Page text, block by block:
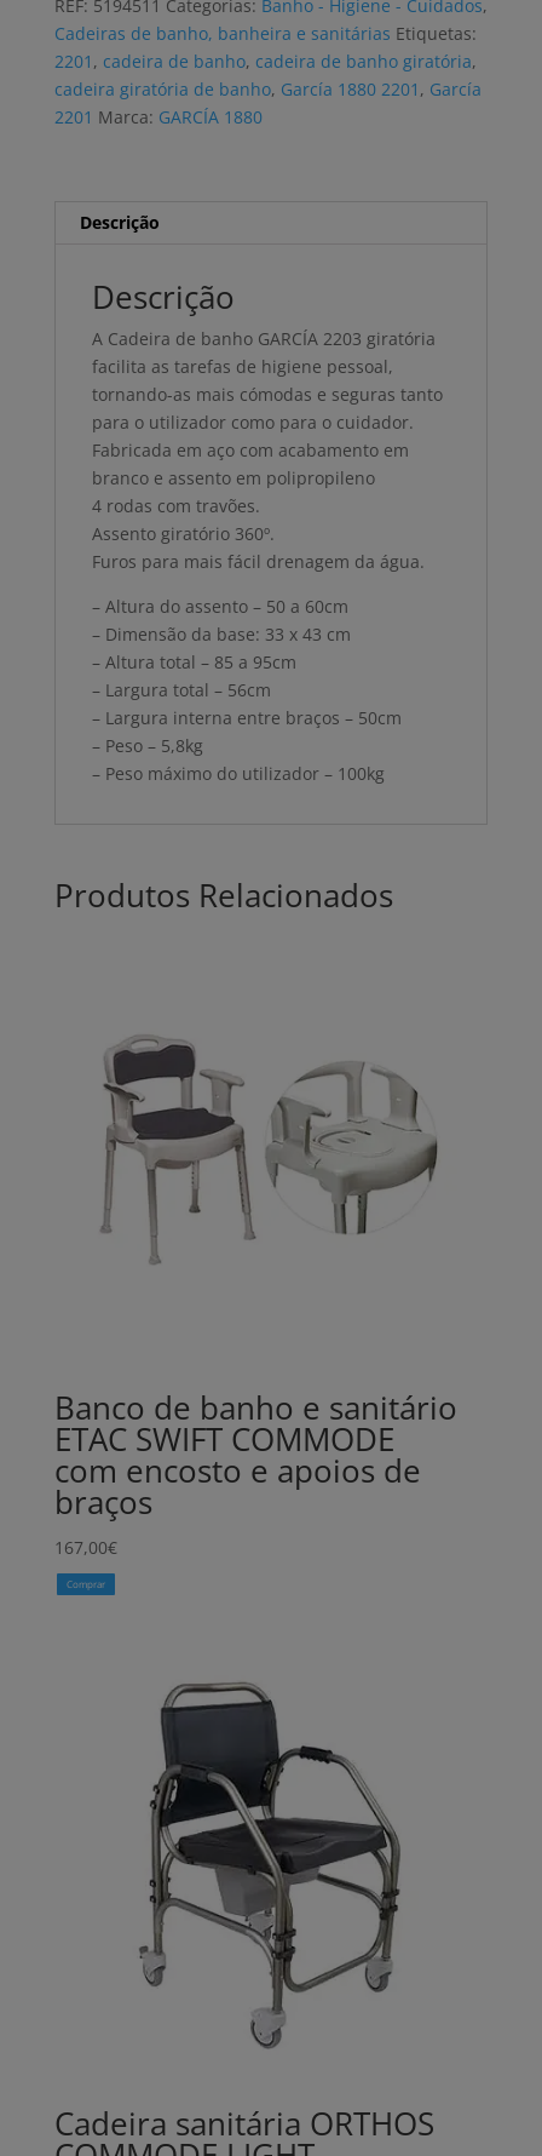
GARCÍA
REF: 5194511 Categorias: Banho - Higiene - Cuidados,
Cadeiras de banho, banheira e sanitárias Etiquetas:
2201 , cadeira de banho, cadeira de banho giratória,
cadeira giratória de banho, García 1880 2201 , García
2201 Marca: GARCÍA 1880
Descrição
Descrição
A Cadeira de banho GARCÍA 2203 giratória
facilita as tarefas de higiene pessoal,
tornando-as mais cómodas e seguras tanto
para o utilizador como para o cuidador.
Fabricada em aço com acabamento em
branco e assento em polipropileno
4 rodas com travões.
Assento giratório 360º.
Furos para mais fácil drenagem da água.
– Altura do assento – 50 a 60cm
– Dimensão da base: 33 x 43 cm
– Altura total – 85 a 95cm
– Largura total – 56cm
– Largura interna entre braços – 50cm
– Peso – 5,8kg
– Peso máximo do utilizador – 100kg
Produtos Relacionados
Banco de banho e sanitário
ETAC SWIFT COMMODE
com encosto e apoios de
braços
167,00€
Comprar
Cadeira sanitária ORTHOS